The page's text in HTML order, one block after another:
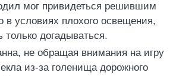
мог привидеться решившим
в условиях плохого освещения,
только догадываться.
не обращая внимания на игру
из-за голенища дорожного